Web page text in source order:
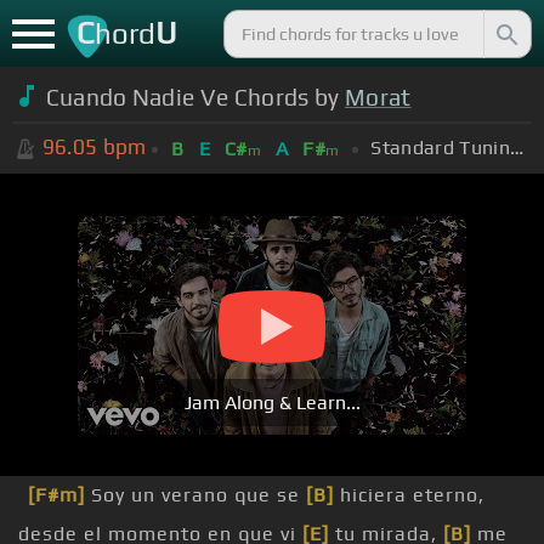
ChordU
Cuando Nadie Ve Chords by Morat
96.05 bpm B E C#m A F#m Standard Tuning (EADGBE)
Jam Along & Learn...
[F#m] Soy un verano que se [B] hiciera eterno,
desde el momento en que vi [E] tu mirada, [B] me